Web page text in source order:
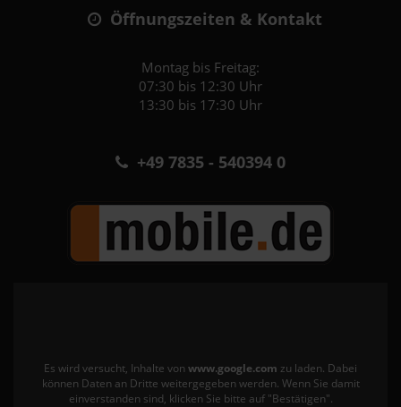
Öffnungszeiten & Kontakt
Montag bis Freitag:
07:30 bis 12:30 Uhr
13:30 bis 17:30 Uhr
+49 7835 - 540394 0
Es wird versucht, Inhalte von www.google.com zu laden. Dabei
können Daten an Dritte weitergegeben werden. Wenn Sie damit
einverstanden sind, klicken Sie bitte auf "Bestätigen".